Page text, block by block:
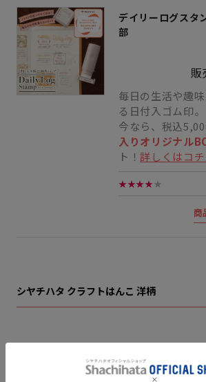
デイリーログスタ
部
毎日の生活や趣
る日付入ゴム印。
今なら、税込
入りオリジナル
ト！詳しくはコチ
★★★★★
商
シヤチハタ クラフトはんこ 洋柄
シヤチハタクラフトはんこ 洋柄」は